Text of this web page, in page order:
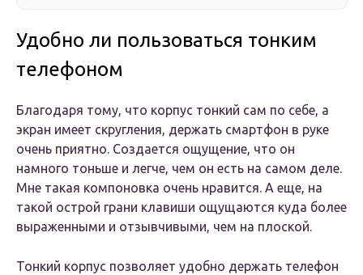
Удобно ли пользоваться тонким
телефоном
Благодаря тому, что корпус тонкий сам по себе, а
экран имеет скругления, держать смартфон в руке
очень приятно. Создается ощущение, что он
намного тоньше и легче, чем он есть на самом деле.
Мне такая компоновка очень нравится. А еще, на
такой острой грани клавиши ощущаются куда более
выраженными и отзывчивыми, чем на плоской.
Тонкий корпус позволяет удобно держать телефон